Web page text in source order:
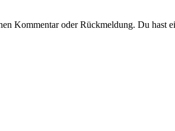
Kommentar oder Rückmeldung. Du hast